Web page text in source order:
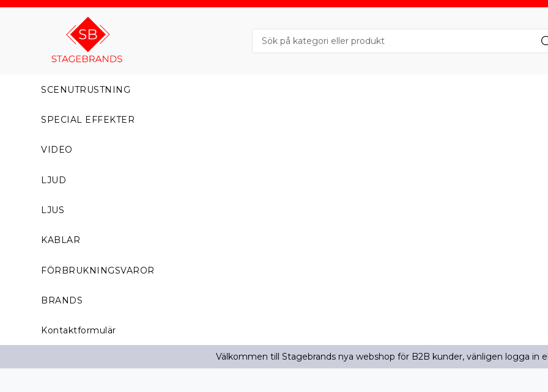
SCENUTRUSTNING
SPECIAL EFFEKTER
VIDEO
LJUD
LJUS
KABLAR
FÖRBRUKNINGSVAROR
BRANDS
Kontaktformulär
Välkommen till Stagebrands nya webshop för B2B kunder, vänligen logga in